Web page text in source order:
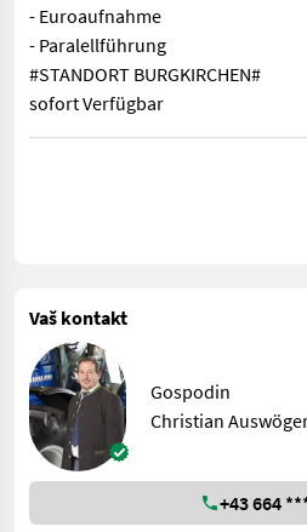
- Euroaufnahme
- Paralellführung
#STANDORT BURGKIRCHEN#
sofort Verfügbar
- 2,9L 3-Zylinder Turbo Motor -
Vaš kontakt
Gospodin
Christian
+43 664